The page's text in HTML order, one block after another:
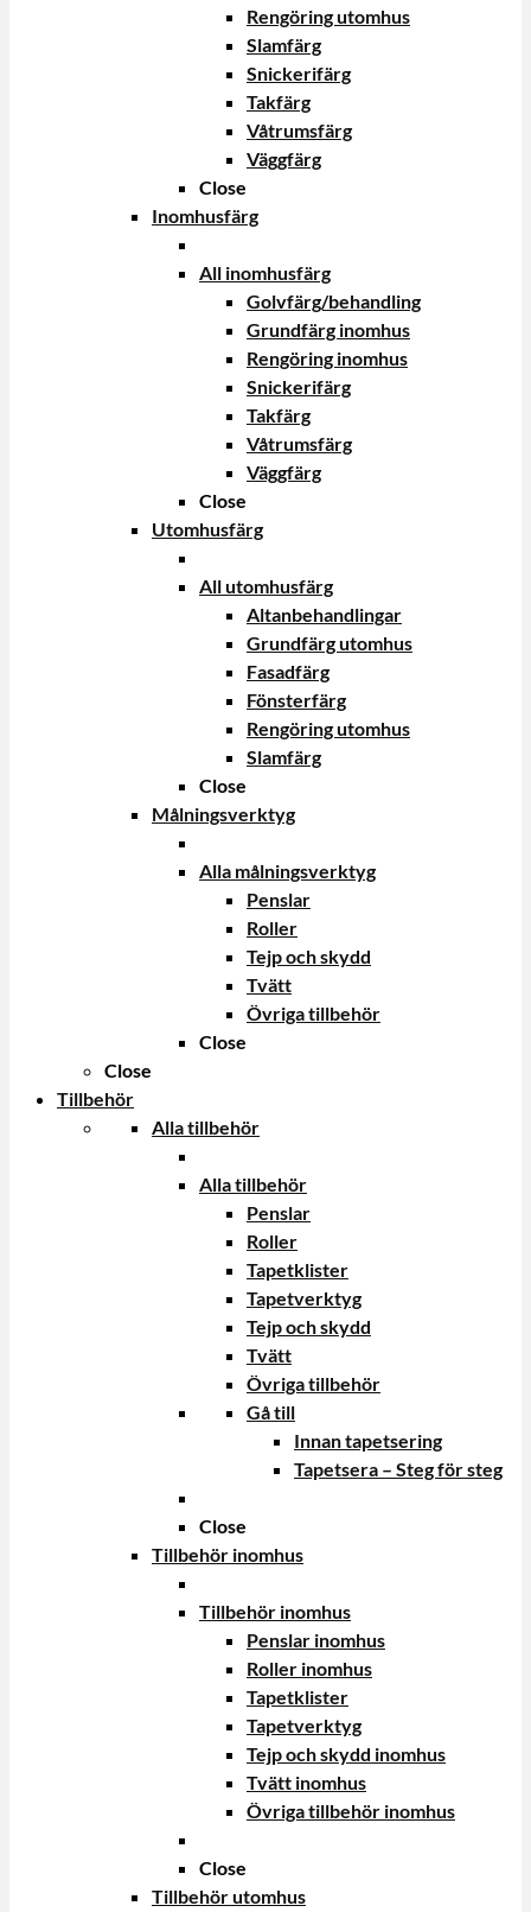
Rengöring utomhus
Slamfärg
Snickerifärg
Takfärg
Våtrumsfärg
Väggfärg
Close
Inomhusfärg
All inomhusfärg
Golvfärg/behandling
Grundfärg inomhus
Rengöring inomhus
Snickerifärg
Takfärg
Våtrumsfärg
Väggfärg
Close
Utomhusfärg
All utomhusfärg
Altanbehandlingar
Grundfärg utomhus
Fasadfärg
Fönsterfärg
Rengöring utomhus
Slamfärg
Close
Målningsverktyg
Alla målningsverktyg
Penslar
Roller
Tejp och skydd
Tvätt
Övriga tillbehör
Close
Close
Tillbehör
Alla tillbehör
Alla tillbehör
Penslar
Roller
Tapetklister
Tapetverktyg
Tejp och skydd
Tvätt
Övriga tillbehör
Gå till
Innan tapetsering
Tapetsera – Steg för steg
Close
Tillbehör inomhus
Tillbehör inomhus
Penslar inomhus
Roller inomhus
Tapetklister
Tapetverktyg
Tejp och skydd inomhus
Tvätt inomhus
Övriga tillbehör inomhus
Close
Tillbehör utomhus